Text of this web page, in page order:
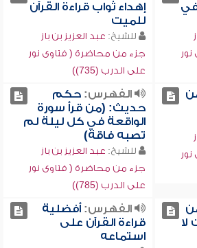
في
إهداء ثواب قراءة القرآن
للميت
للشيخ: عبد العزيز بن باز
جزء من محاضرة ( فتاوى نور
على الدرب (735))
الفهرس:حكم
حديث: (من قرأ سورة
الواقعة في كل ليلة لم
تصبه فاقة)
للشيخ: عبد العزيز بن باز
جزء من محاضرة ( فتاوى نور
على الدرب (785))
الفهرس:أفضلية
قراءة القرآن على
استماعه